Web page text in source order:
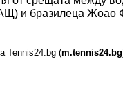
и бразилеца Жоао
Tennis24.bg (m.tennis24.bg